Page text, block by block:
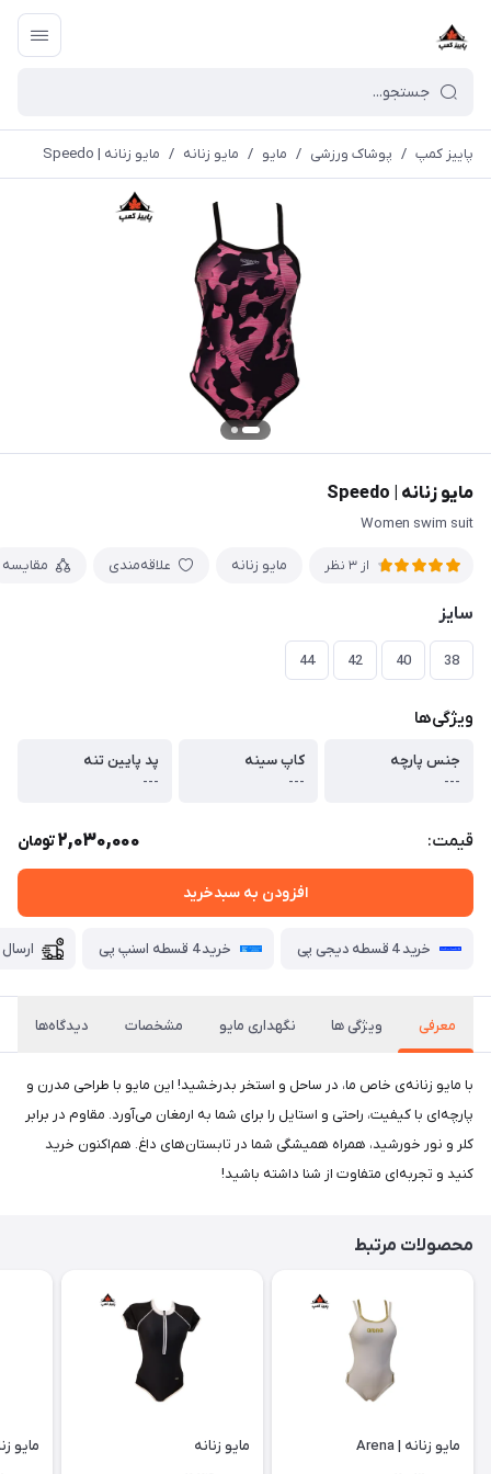
پاییز کمپ / پوشاک ورزشی / مايو / مایو زنانه / مایو زنانه | Speedo
مایو زنانه | Speedo
Women swim suit
از 3 نظر مایو زنانه علاقه‌مندی مقایسه
سایز
38
40
42
44
ویژگی‌ها
جنس پارچه
---
کاپ سینه
---
پد پایین تنه
---
قیمت: 2,030,000تومان
افزودن به سبدخرید
خرید 4 قسطه دیجی پی خرید 4 قسطه اسنپ پی
معرفی ویژگی ها نگهداری مایو مشخصات دیدگاه‌ها
با مایو زنانه‌ی خاص ما، در ساحل و استخر بدرخشید! این مایو با طراحی مدرن و
پارچه‌ای با کیفیت، راحتی و استایل را برای شما به ارمغان می‌آورد. مقاوم در برابر
کلر و نور خورشید، همراه همیشگی شما در تابستان‌های داغ. هم‌اکنون خرید
کنید و تجربه‌ای متفاوت از شنا داشته باشید!
محصولات مرتبط
مایو زنانه | Arena مایو زنانه مایو